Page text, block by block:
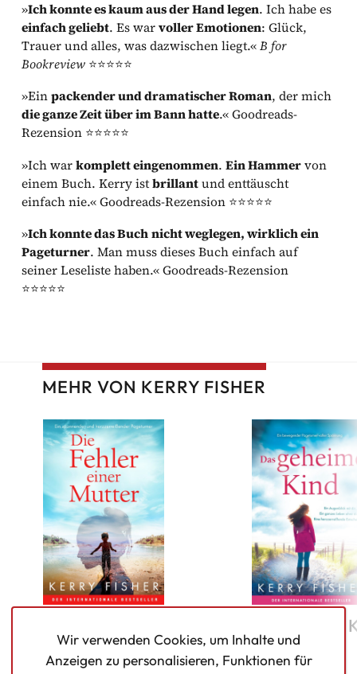
»Ich konnte es kaum aus der Hand legen. Ich habe es
einfach geliebt. Es warvoller Emotionen: Glück,
Trauer und alles, was dazwischen liegt.«B for
Bookreview ⭐⭐⭐⭐⭐
»Einpackender und dramatischer Roman, der mich
die ganze Zeit über im Bann hatte.« Goodreads-
Rezension ⭐⭐⭐⭐⭐
»Ich warkomplett eingenommen.Ein Hammervon
einem Buch. Kerry istbrillantund enttäuscht
einfach nie.« Goodreads-Rezension ⭐⭐⭐⭐⭐
»Ich konnte das Buchnicht weglegen, wirklich ein
Pageturner. Man muss dieses Buch einfach auf
seiner Leseliste haben.« Goodreads-Rezension
⭐⭐⭐⭐⭐
MEHR VON KERRY FISHER
Mutter
Das geheime
Wir verwenden Cookies, um Inhalte und
Anzeigen zu personalisieren, Funktionen für